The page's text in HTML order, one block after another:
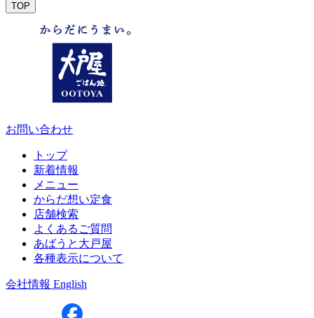
TOP
お問い合わせ
トップ
新着情報
メニュー
からだ想い定食
店舗検索
よくあるご質問
あばうと大戸屋
各種表示について
会社情報 English